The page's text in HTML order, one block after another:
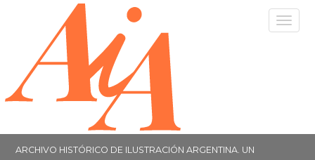
ARCHIVO HISTÓRICO DE ILUSTRACIÓN ARGENTINA. UN